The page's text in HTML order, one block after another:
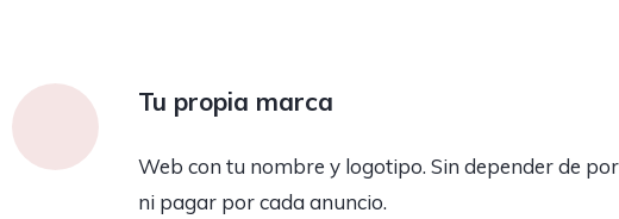
Tu propia marca
Web con tu nombre y logotipo. Sin depender de
ni pagar por cada anuncio.